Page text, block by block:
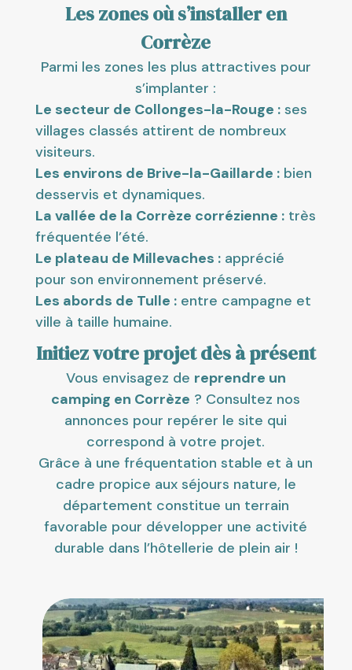
Les zones où s’installer en
Corrèze
Parmi les zones les plus attractives pour
s’implanter :
Le secteur de Collonges-la-Rouge :ses
villages classés attirent de nombreux
visiteurs.
Les environs de Brive-la-Gaillarde :bien
desservis et dynamiques.
La vallée de la Corrèze corrézienne :très
fréquentée l’été.
Le plateau de Millevaches :apprécié
pour son environnement préservé.
Les abords de Tulle :entre campagne et
ville à taille humaine.
Initiez votre projet dès à présent
Vous envisagez de reprendre un
camping en Corrèze ? Consultez nos
annonces pour repérer le site qui
correspond à votre projet.
Grâce à une fréquentation stable et à un
cadre propice aux séjours nature, le
département constitue un terrain
favorable pour développer une activité
durable dans l’hôtellerie de plein air !